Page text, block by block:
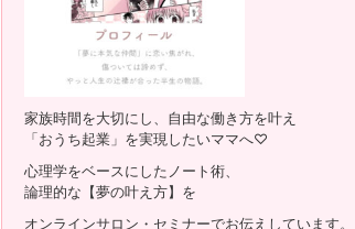
家族時間を大切にし、自由な働き方を叶え
「おうち起業」を実現したいママへ♡
心理学をベースにしたノート術、
論理的な【夢の叶え方】を
オンラインサロン・セミナーでお伝えしています。